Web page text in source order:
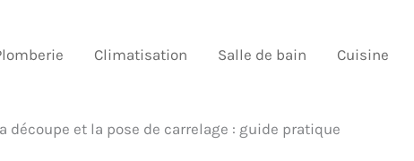
Climatisation Salle de bain Cuisine
découpe et la pose de carrelage : guide pratique